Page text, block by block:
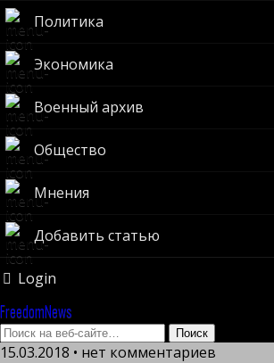
Политика
Экономика
Военный архив
Общество
Мнения
Добавить статью
Login
FreedomNews
15.03.2018 • нет комментариев